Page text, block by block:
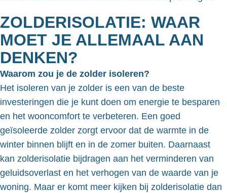
ZOLDERISOLATIE: WAAR
MOET JE ALLEMAAL AAN
DENKEN?
Waarom zou je de zolder isoleren?
Het isoleren van je zolder is een van de beste
investeringen die je kunt doen om energie te besparen
en het wooncomfort te verbeteren. Een goed
geïsoleerde zolder zorgt ervoor dat de warmte in de
winter binnen blijft en in de zomer buiten. Daarnaast
kan zolderisolatie bijdragen aan het verminderen van
geluidsoverlast en het verhogen van de waarde van je
woning. Maar er komt meer kijken bij zolderisolatie dan